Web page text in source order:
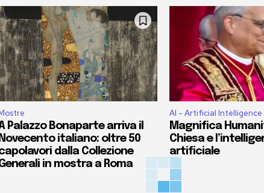
Palazzo Bonaparte arriva il
Novecento italiano: oltre 50
dalla Collezione
in mostra a Roma
AI - Artificial Intelligence
Magnifica
Chiesa e
artificiale